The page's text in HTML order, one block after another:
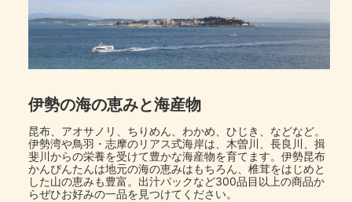
伊勢の海の恵みと海産物
昆布、アオサノリ、ちりめん、わかめ、ひじき、などなど。
伊勢湾や鳥羽・志摩のリアス式海岸は、木曽川、長良川、揖
斐川からの栄養を受けて豊かな海産物を育てます。伊勢昆布
かんぴんたんは地元の海の恵みはもちろん、椎茸をはじめと
した山の恵みも豊富。出汁パックなど300品目以上の商品か
らぜひお好みの一品を見つけてください。